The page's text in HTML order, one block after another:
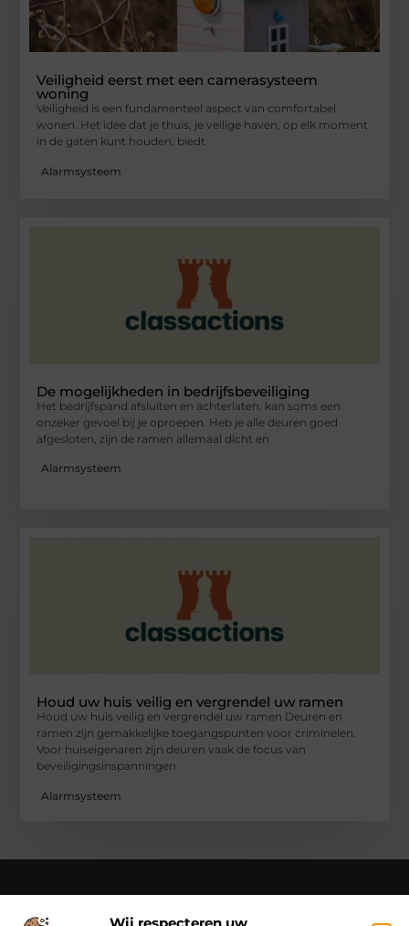
Wij respecteren uw
Veiligheid eerst met een camerasysteem
woning
Veiligheid is een fundamenteel aspect van comfortabel
wonen. Het idee dat je thuis, je veilige haven, op elk moment
in de gaten kunt houden, biedt
Alarmsysteem
De mogelijkheden in bedrijfsbeveiliging
Het bedrijfspand afsluiten en achterlaten, kan soms een
onzeker gevoel bij je oproepen. Heb je alle deuren goed
afgesloten, zijn de ramen allemaal dicht en
Alarmsysteem
Houd uw huis veilig en vergrendel uw ramen
Houd uw huis veilig en vergrendel uw ramen Deuren en
ramen zijn gemakkelijke toegangspunten voor criminelen.
Voor huiseigenaren zijn deuren vaak de focus van
beveiligingsinspanningen
Alarmsysteem